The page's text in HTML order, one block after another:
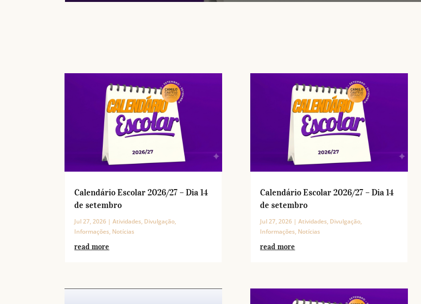
Calendário Escolar 2026/27 – Dia 14
de setembro
Jul 27, 2026 |Atividades, Divulgação,
Informações, Notícias
read more
Calendário Escolar 2026/27 – Dia 14
de setembro
Jul 27, 2026 |Atividades, Divulgação,
Informações, Notícias
read more